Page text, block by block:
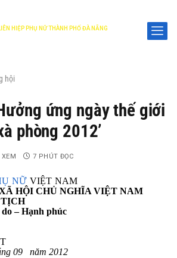
HIỆP PHỤ NỮ THÀNH PHỐ ĐÀ NẴNG
hội
ứng ngày thế giới
phòng 2012’
7 PHÚT ĐỌC
NỮVIỆT
HỘI CHỦ NGHĨA VIỆT NAM
– Hạnh phúc
/CV-ĐCT
09 năm 2012